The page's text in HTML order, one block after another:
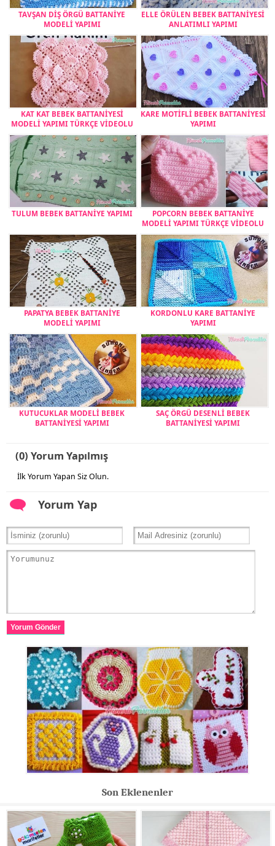
TAVŞAN DİŞ ÖRGÜ BATTANİYE
MODELİ YAPIMI
ELLE ÖRÜLEN BEBEK BATTANİYESİ
ANLATIMLI YAPIMI
KAT KAT BEBEK BATTANİYESİ
MODELİ YAPIMI TÜRKÇE VİDEOLU
KARE MOTİFLİ BEBEK BATTANİYESİ
YAPIMI
TULUM BEBEK BATTANİYE YAPIMI
POPCORN BEBEK BATTANİYE
MODELİ YAPIMI TÜRKÇE VİDEOLU
PAPATYA BEBEK BATTANİYE
MODELİ YAPIMI
KORDONLU KARE BATTANİYE
YAPIMI
KUTUCUKLAR MODELİ BEBEK
BATTANİYESİ YAPIMI
SAÇ ÖRGÜ DESENLİ BEBEK
BATTANİYESİ YAPIMI
(0) Yorum Yapılmış
İlk Yorum Yapan Siz Olun.
Yorum Yap
Yorum Gönder
Son Eklenenler